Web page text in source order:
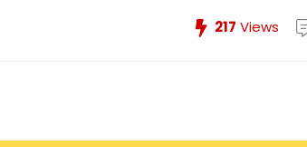
217 Views